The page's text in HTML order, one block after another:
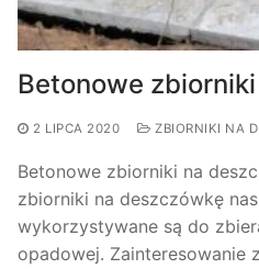
Betonowe
2 LIPCA 2020 ZBIORNIKI NA
Betonowe zbiorniki na
zbiorniki na deszczówkę
wykorzystywane są do
opadowej. Zainteresowanie